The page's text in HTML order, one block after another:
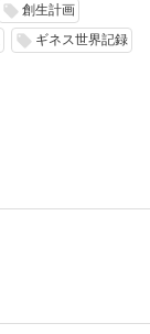
local_offer 創生計画
local_offer ギネス世界記録